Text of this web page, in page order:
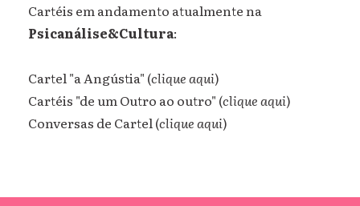
Cartéis em andamento atualmente na
Psicanálise&Cultura:
Cartel "a Angústia" (clique aqui)
Cartéis "de um Outro ao outro" (clique aqui)
Conversas de Cartel(clique aqui)